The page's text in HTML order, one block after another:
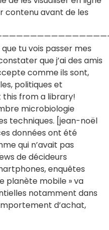
contenu avant de les
tu vois passer mes
que j’ai des amis
comme ils sont,
politiques et
this from a library!
microbiologie
techniques. [jean-noël
données ont été
qui n’avait pas
de décideurs
enquêtes
planète mobile » va
notamment dans
d’achat,